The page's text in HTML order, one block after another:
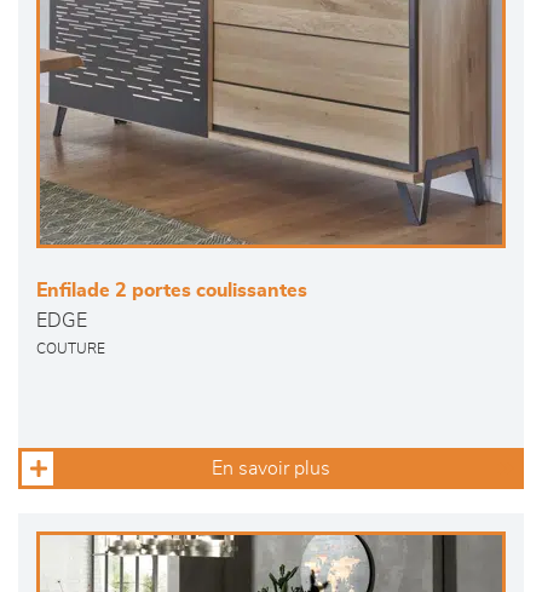
Enfilade 2 portes coulissantes
EDGE
COUTURE
En savoir plus